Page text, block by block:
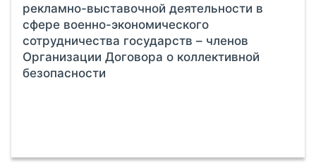
рекламно-выставочной деятельности в
сфере военно-экономического
сотрудничества государств – членов
Организации Договора о коллективной
безопасности